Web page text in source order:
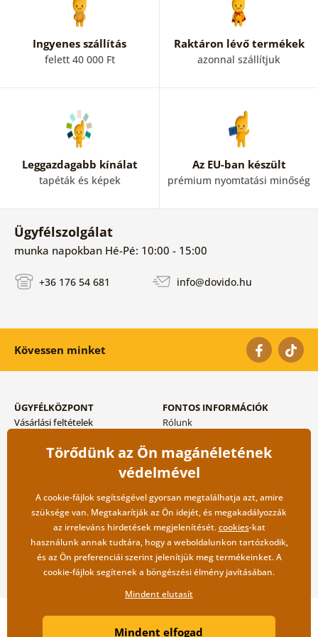
Ingyenes szállítás
felett 40 000 Ft
Raktáron lévő termékek
azonnal szállítjuk
Leggazdagabb kínálat
tapéták és képek
Az EU-ban készült
prémium nyomtatási minőség
Ügyfélszolgálat
munka napokban Hé-Pé: 10:00 - 15:00
+36 176 54 681 info@dovido.hu
Kövessen minket
ÜGYFÉLKÖZPONT
Vásárlási feltételek
Szállítási és fizetési módok
FONTOS INFORMÁCIÓK
Rólunk
Blog
Kapcsolat
Nagykereskedelmi
együttműködés
Copyright ©2019 © Dovido.hu.
Litvanyi.sk| A webáruházat készítette
Törődünk az Ön magánéletének
védelmével
A cookie-fájlok segítségével gyorsan megtalálhatja azt, amire
szüksége van. Megtakarítják az Ön idejét, és megakadályozzák
az irreleváns hirdetések megjelenítését.cookies-kat
használunk annak tudtára, hogy a weboldalunkon tartózkodik,
és az Ön preferenciái szerint jelenítjük meg termékeinket. A
cookie-fájlok segítenek a böngészési élmény javításában.
Mindent elutasít
Mindent elfogad